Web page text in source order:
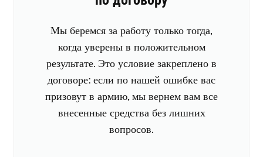
Мы беремся за работу только тогда,
когда уверены в положительном
результате. Это условие закреплено в
договоре: если по нашей ошибке вас
призовут в армию, мы вернем вам все
внесенные средства без лишних
вопросов.